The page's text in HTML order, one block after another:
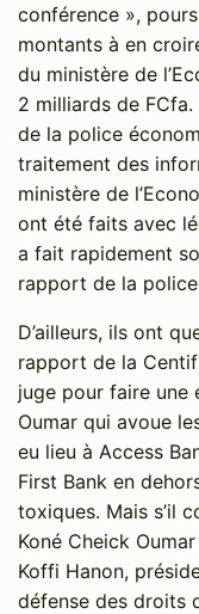
conférence »,
montants à en
du ministère de
2 milliards de
de la police
traitement des
ministère de
ont été faits avec
a fait rapidement
rapport de la police
D’ailleurs, ils ont
rapport de la
juge pour faire une
Oumar qui avoue
eu lieu à Access
First Bank en
toxiques. Mais s’il
Koné Cheick
Koffi Hanon,
défense des droits